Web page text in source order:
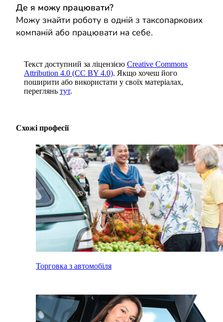
Де я можу працювати?
Можу знайти роботу в одній з таксопаркових
компаній або працювати на себе.
Текст доступний за ліцензією Creative Commons
Attribution 4.0 (CC BY 4.0). Якщо хочеш його
поширити або використати у своїх матеріалах,
переглянь тут.
Схожі професії
Торговка з автомобіля